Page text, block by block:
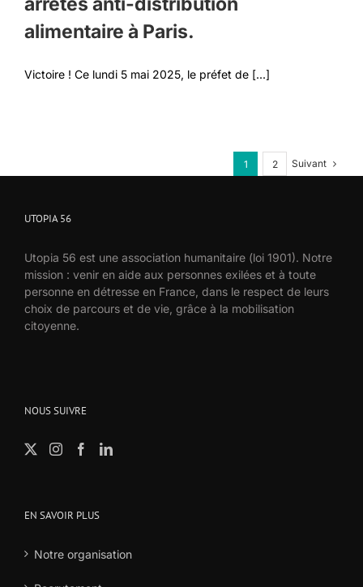
alimentaire à Paris.
Victoire ! Ce lundi 5 mai 2025, le préfet de [...]
1 2 Suivant
UTOPIA 56
Utopia 56 est une association humanitaire (loi 1901). Notre
mission : venir en aide aux personnes exilées et à toute
personne en détresse en France, dans le respect de leurs
choix de parcours et de vie, grâce à la mobilisation
citoyenne.
NOUS SUIVRE
EN SAVOIR PLUS
Notre organisation